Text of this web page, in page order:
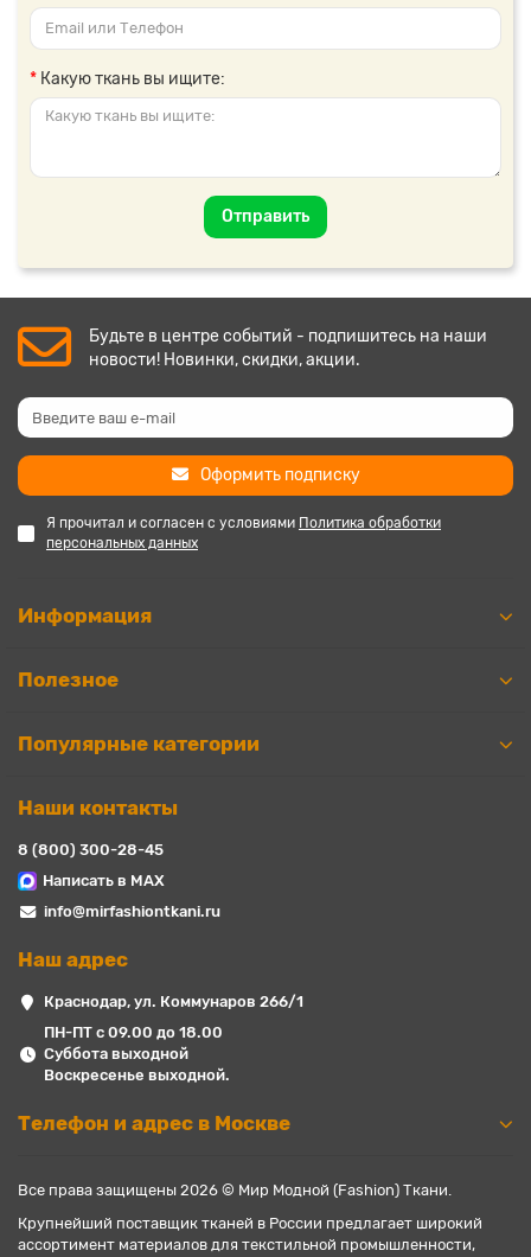
Какую ткань вы ищите:
Отправить
Будьте в центре событий - подпишитесь на наши
новости! Новинки, скидки, акции.
Оформить подписку
Я прочитал и согласен с условиями Политика обработки
персональных данных
Информация
Полезное
Популярные категории
Наши контакты
8 (800) 300-28-45
Написать в MAX
info@mirfashiontkani.ru
Наш адрес
Краснодар, ул. Коммунаров 266/1
ПН-ПТ с 09.00 до 18.00
Суббота выходной
Воскресенье выходной.
Телефон и адрес в Москве
Все права защищены 2026 © Мир Модной (Fashion) Ткани.
Крупнейший поставщик тканей в России предлагает широкий
ассортимент материалов для текстильной промышленности,